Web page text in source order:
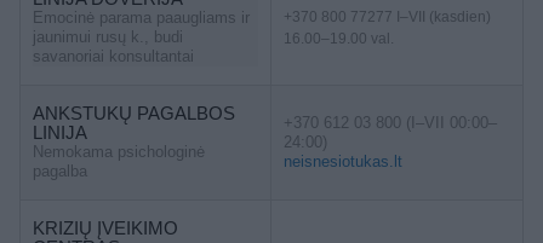
Emocinė parama paaugliams ir
jaunimui rusų k., budi
savanoriai konsultantai
+370 800 77277 I–VII (kasdien)
16.00–19.00 val.
ANKSTUKŲ PAGALBOS
LINIJA
Nemokama psichologinė
pagalba
+370 612 03 800 (I–VII 00:00–
24:00)
neisnesiotukas.lt
KRIZIŲ ĮVEIKIMO